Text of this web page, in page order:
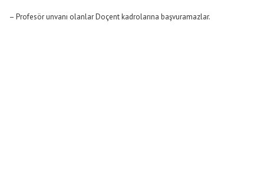
– Profesör unvanı olanlar Doçent kadrolarına başvuramazlar.